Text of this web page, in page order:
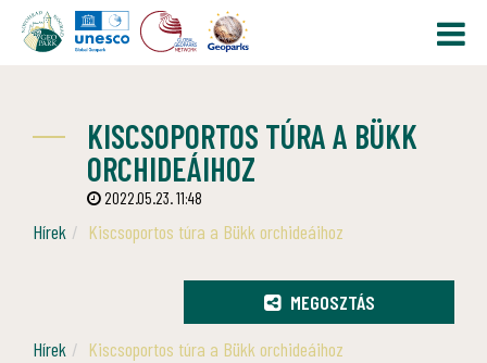
KISCSOPORTOS TÚRA A BÜKK
ORCHIDEÁIHOZ
2022.05.23. 11:48
Hírek Kiscsoportos túra a Bükk orchideáihoz
MEGOSZTÁS
Hírek
Kiscsoportos túra a Bükk orchideáihoz